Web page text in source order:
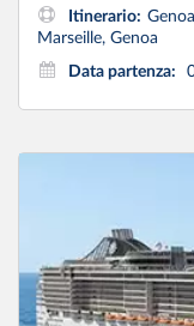
Itinerario:
Marseille, Genoa
Data partenza: